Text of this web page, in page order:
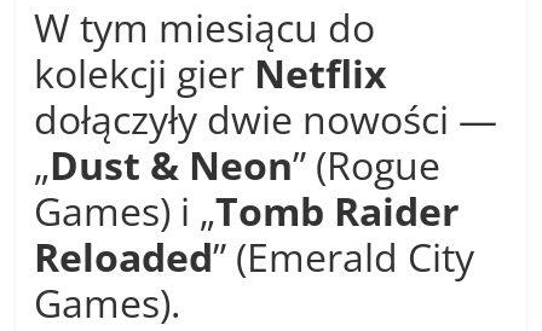
W tym miesiącu do
kolekcji gier Netflix
dołączyły dwie nowości —
„Dust & Neon” (Rogue
Games) i „Tomb Raider
Reloaded” (Emerald City
Games).